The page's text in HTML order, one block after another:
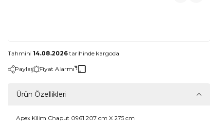
Tahmini 14.08.2026 tarihinde kargoda
Paylaş Fiyat Alarmı
Ürün Özellikleri
Apex Kilim Chaput 0961 207 cm X 275 cm